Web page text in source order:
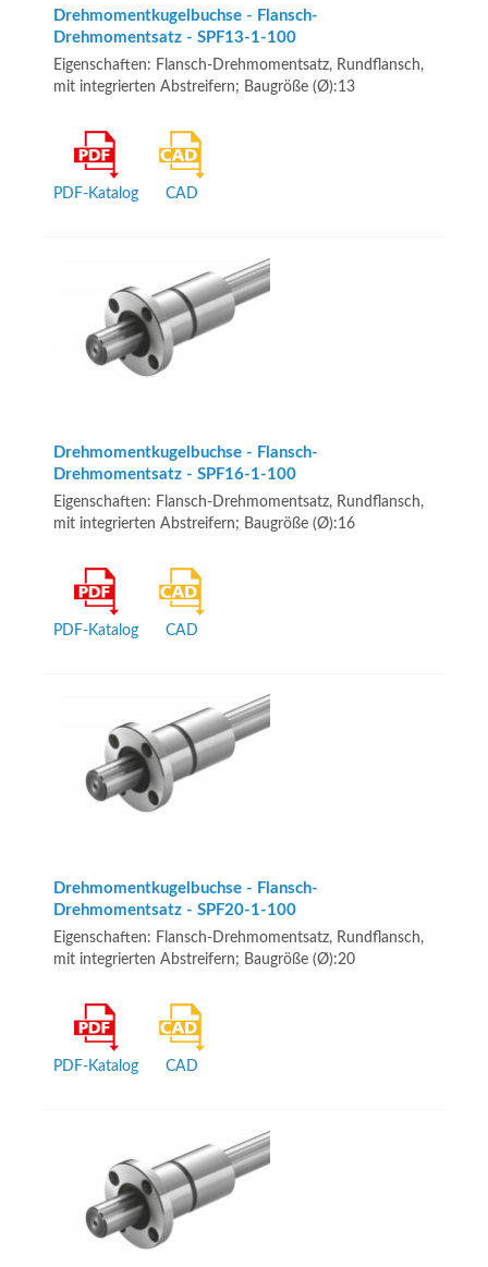
Drehmomentkugelbuchse - Flansch-
Drehmomentsatz - SPF13-1-100
Eigenschaften: Flansch-Drehmomentsatz, Rundflansch,
mit integrierten Abstreifern; Baugröße (Ø):13
PDF-Katalog CAD
Drehmomentkugelbuchse - Flansch-
Drehmomentsatz - SPF16-1-100
Eigenschaften: Flansch-Drehmomentsatz, Rundflansch,
mit integrierten Abstreifern; Baugröße (Ø):16
PDF-Katalog CAD
Drehmomentkugelbuchse - Flansch-
Drehmomentsatz - SPF20-1-100
Eigenschaften: Flansch-Drehmomentsatz, Rundflansch,
mit integrierten Abstreifern; Baugröße (Ø):20
PDF-Katalog CAD